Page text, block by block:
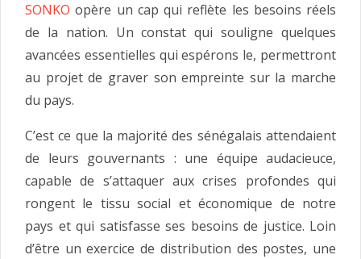
SONKO opère un cap qui reflète les besoins réels
de la nation. Un constat qui souligne quelques
avancées essentielles qui espérons le, permettront
au projet de graver son empreinte sur la marche
du pays.
C’est ce que la majorité des sénégalais attendaient
de leurs gouvernants : une équipe audacieuce,
capable de s’attaquer aux crises profondes qui
rongent le tissu social et économique de notre
pays et qui satisfasse ses besoins de justice. Loin
d’être un exercice de distribution des postes, une